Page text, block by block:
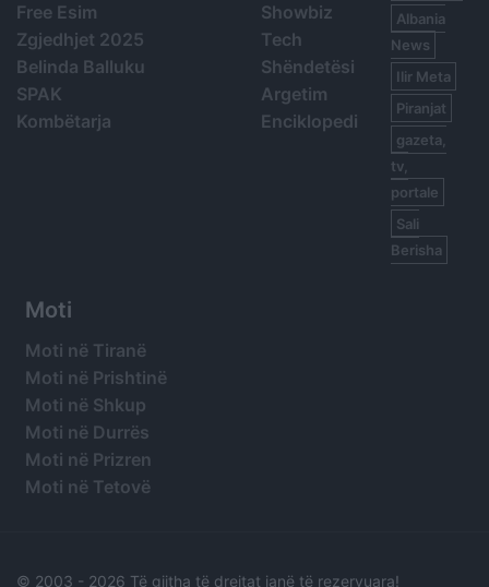
Free Esim
Zgjedhjet 2025
Belinda Balluku
SPAK
Kombëtarja
Showbiz
Tech
Shëndetësi
Argetim
Enciklopedi
Albania
News
Ilir Meta
Piranjat
gazeta,
tv,
portale
Sali
Berisha
Moti
Moti në Tiranë
Moti në Prishtinë
Moti në Shkup
Moti në Durrës
Moti në Prizren
Moti në Tetovë
© 2003 - 2026 Të gjitha të drejtat janë të rezervuara!